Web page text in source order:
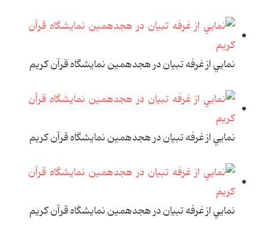
نمايي از غرفه تبيان در هجدهمين نمايشگاه قرآن کريم
نمايي از غرفه تبيان در هجدهمين نمايشگاه قرآن کريم
نمايي از غرفه تبيان در هجدهمين نمايشگاه قرآن کريم